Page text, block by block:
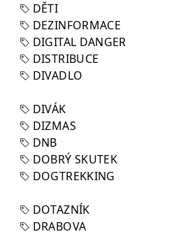
DĚTI
DEZINFORMACE
DIGITAL DANGER
DISTRIBUCE
DIVADLO
DIVÁK
DIZMAS
DNB
DOBRÝ SKUTEK
DOGTREKKING
DOTAZNÍK
DRABOVA